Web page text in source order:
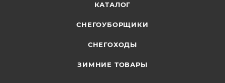
КАТАЛОГ
СНЕГОУБОРЩИКИ
СНЕГОХОДЫ
ЗИМНИЕ ТОВАРЫ